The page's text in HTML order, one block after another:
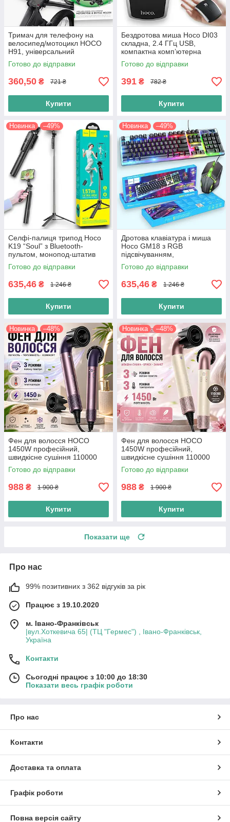
Тримач для телефону на
велосипед/мотоцикл HOCO
H91, універсальний
кронштейн на кермо 60–90
мм, велотримач для
смартфона, чорний
Готово до відправки
360,50 ₴ 721 ₴
Купити
Бездротова миша Hoco DI03
складна, 2.4 ГГц USB,
компактна комп’ютерна
мишка для ноутбука, чорна
Готово до відправки
391 ₴ 782 ₴
Купити
Новинка –49%
Селфі-палиця трипод Hoco
K19 “Soul” з Bluetooth-
пультом, монопод-штатив
для смартфона,
телескопічний селфі-штатив
Готово до відправки
635,46 ₴ 1 246 ₴
Купити
Новинка –49%
Дротова клавіатура і миша
Hoco GM18 з RGB
підсвічуванням,
Комп'ютерний комплект для
геймерів, чорна
Готово до відправки
635,46 ₴ 1 246 ₴
Купити
Новинка –48%
Фен для волосся HOCO
1450W професійний,
швидкісне сушіння 110000
об/хв, 3 режими, 3 швидкості,
іонізація, фен з
концентратором
Готово до відправки
988 ₴ 1 900 ₴
Купити
Новинка –48%
Фен для волосся HOCO
1450W професійний,
швидкісне сушіння 110000
об/хв 3 режими 3 швидкості
іонізація фен з
концентратором, pink
Готово до відправки
988 ₴ 1 900 ₴
Купити
Показати ще
Про нас
99% позитивних з 362 відгуків за рік
Працює з 19.10.2020
м. Івано-Франківськ
|вул.Хоткевича 65| (ТЦ "Гермес") , Івано-Франківськ,
Україна
Контакти
Сьогодні працює з 10:00 до 18:30
Показати весь графік роботи
Про нас
Контакти
Доставка та оплата
Графік роботи
Повна версія сайту